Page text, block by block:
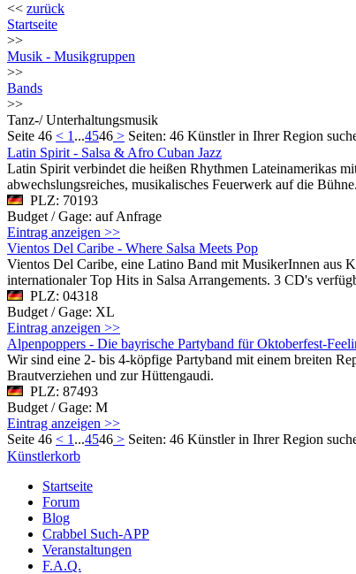
<< zurück
Startseite
>>
Musik - Musikgruppen
>>
Bands
>>
Tanz-/ Unterhaltungsmusik
Seite 46 < 1 ...4546 > Seiten: 46 Künstler in Ihrer Region
Latin Spirit - Salsa & Afro Cuban Jazz
Latin Spirit verbindet die heißen Rhythmen Lateinamerikas
abwechslungsreiches, musikalisches Feuerwerk auf die Bühne.
PLZ: 70193
Budget / Gage: auf Anfrage
Eintrag anzeigen >>
Vientos Del Caribe - Where Salsa Meets Pop
Vientos Del Caribe, eine Latino Band mit MusikerInnen aus
internationaler Top Hits in Salsa Arrangements. 3 CD's
PLZ: 04318
Budget / Gage: XL
Eintrag anzeigen >>
Alpenpoppers - Die bayrische Partyband für Oktoberfest-
Wir sind eine 2- bis 4-köpfige Partyband mit einem breiten
Brautverziehen und zur Hüttengaudi.
PLZ: 87493
Budget / Gage: M
Eintrag anzeigen >>
Seite 46 < 1 ...4546 > Seiten: 46 Künstler in Ihrer Region
Künstlerkorb
Startseite
Forum
Blog
Crabbel Such-APP
Veranstaltungen
F.A.Q.